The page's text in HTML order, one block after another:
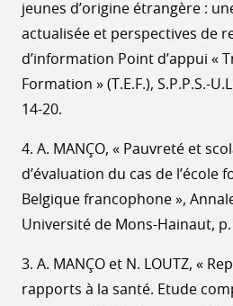
jeunes d’origine étrangère :
actualisée et perspectives de
d’information Point d’appui «
Formation » (T.E.F.), S.P.P.S.-
14-20.
4. A. MANÇO, « Pauvreté et
d’évaluation du cas de l’école
Belgique francophone »,
Université de Mons-Hainaut, p.
3. A. MANÇO et N. LOUTZ, «
rapports à la santé. Etude